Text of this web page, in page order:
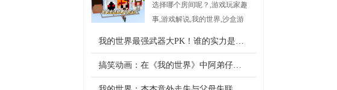
选择哪个房间呢？,游戏玩家趣
事,游戏解说,我的世界,沙盒游
我的世界最强武器大PK！谁的实力是最强的？
搞笑动画：在《我的世界》中阿弟仔的游戏日常，来跟着他一步步升级吧！